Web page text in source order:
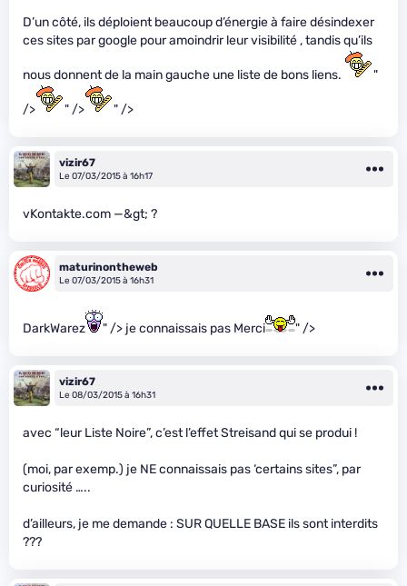
D’un côté, ils déploient beaucoup d’énergie à faire désindexer
ces sites par google pour amoindrir leur visibilité , tandis qu’ils
nous donnent de la main gauche une liste de bons liens. "
/> " /> " />
vizir67
Le 07/03/2015 à 16h17
vKontakte.com —&gt; ?
maturinontheweb
Le 07/03/2015 à 16h31
DarkWarez " /> je connaissais pas Merci " />
vizir67
Le 08/03/2015 à 16h31
avec “leur Liste Noire”, c’est l’effet Streisand qui se produi !
(moi, par exemp.) je NE connaissais pas ‘certains sites”, par
curiosité …..
d’ailleurs, je me demande : SUR QUELLE BASE ils sont interdits
???